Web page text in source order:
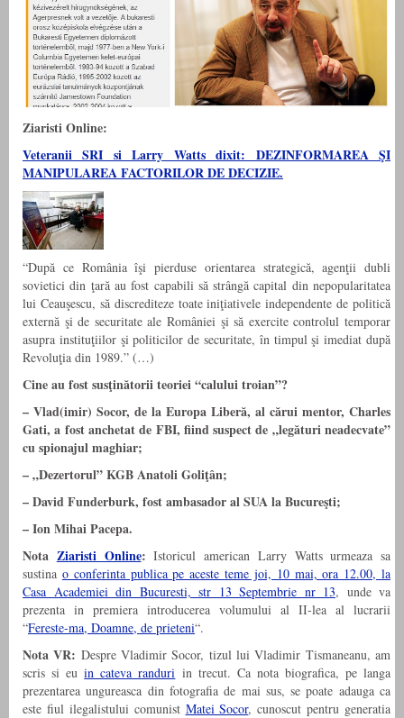
Ziaristi Online:
Veteranii SRI si Larry Watts dixit: DEZINFORMAREA ŞI
MANIPULAREA FACTORILOR DE DECIZIE.
“După ce România îşi pierduse orientarea strategică, agenţii dubli
sovietici din ţară au fost capabili să strângă capital din nepopularitatea
lui Ceauşescu, să discrediteze toate iniţiativele independente de politică
externă şi de securitate ale României şi să exercite controlul temporar
asupra instituţiilor şi politicilor de securitate, în timpul şi imediat după
Revoluţia din 1989.” (…)
Cine au fost susţinătorii teoriei “calului troian”?
– Vlad(imir) Socor, de la Europa Liberă, al cărui mentor, Charles
Gati, a fost anchetat de FBI, fiind suspect de „legături neadecvate”
cu spionajul maghiar;
– „Dezertorul” KGB Anatoli Goliţân;
– David Funderburk, fost ambasador al SUA la Bucureşti;
– Ion Mihai Pacepa.
Nota Ziaristi Online: Istoricul american Larry Watts urmeaza sa
sustina o conferinta publica pe aceste teme joi, 10 mai, ora 12.00, la
Casa Academiei din Bucuresti, str 13 Septembrie nr 13, unde va
prezenta in premiera introducerea volumului al II-lea al lucrarii
“Fereste-ma, Doamne, de prieteni“.
Nota VR: Despre Vladimir Socor, tizul lui Vladimir Tismaneanu, am
scris si euin cateva randuri in trecut. Ca nota biografica, pe langa
prezentarea ungureasca din fotografia de mai sus, se poate adauga ca
este fiul ilegalistului comunist Matei Socor, cunoscut pentru generatia